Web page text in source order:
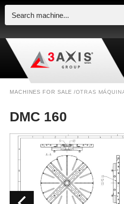
MACHINES FOR SALE /OTRAS
DMC 160